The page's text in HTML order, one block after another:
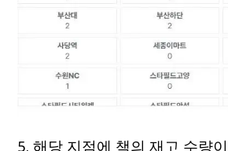
5. 해당 지점에 책의 재고 수량